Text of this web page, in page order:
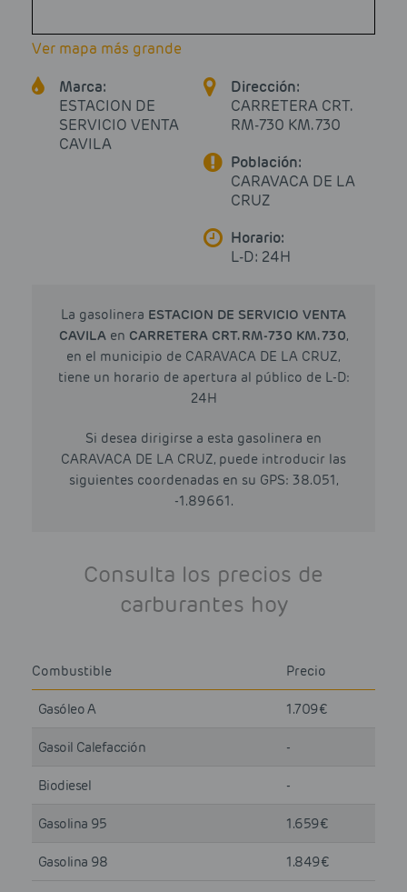
Ver mapa más grande
Marca:
ESTACION DE
SERVICIO VENTA
CAVILA
Dirección:
CARRETERA CRT.
RM-730 KM. 730
Población:
CARAVACA DE LA
CRUZ
Horario:
L-D: 24H
La gasolinera ESTACION DE SERVICIO VENTA
CAVILAen CARRETERA CRT. RM-730 KM. 730,
en el municipio de CARAVACA DE LA CRUZ,
tiene un horario de apertura al público de L-D:
24H
Si desea dirigirse a esta gasolinera en
CARAVACA DE LA CRUZ, puede introducir las
siguientes coordenadas en su GPS: 38.051,
-1.89661.
Consulta los precios de
carburantes hoy
Combustible Precio
Gasóleo A 1.709€
Gasoil Calefacción -
Biodiesel -
Gasolina 95 1.659€
Gasolina 98 1.849€